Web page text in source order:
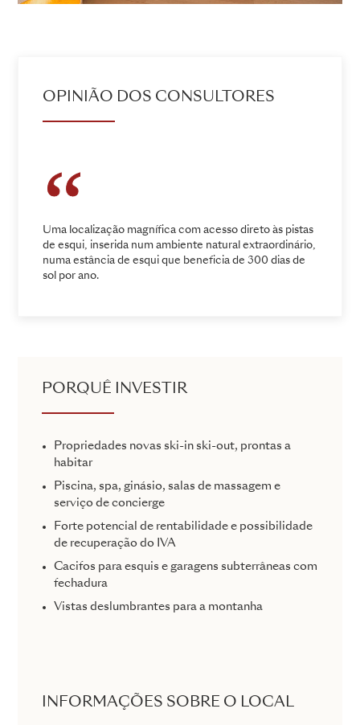
OPINIÃO DOS CONSULTORES
Uma localização magnífica com acesso direto às pistas
de esqui, inserida num ambiente natural extraordinário,
numa estância de esqui que beneficia de 300 dias de
sol por ano.
PORQUÊ INVESTIR
Propriedades novas ski-in ski-out, prontas a
habitar
Piscina, spa, ginásio, salas de massagem e
serviço de concierge
Forte potencial de rentabilidade e possibilidade
de recuperação do IVA
Cacifos para esquis e garagens subterrâneas com
fechadura
Vistas deslumbrantes para a montanha
INFORMAÇÕES SOBRE O LOCAL